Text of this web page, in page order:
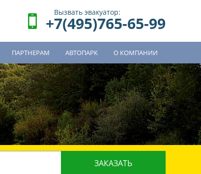
Вызвать эвакуатор:
+7(495)765-65-99
ПАРТНЕРАМ АВТОПАРК О КОМПАНИИ